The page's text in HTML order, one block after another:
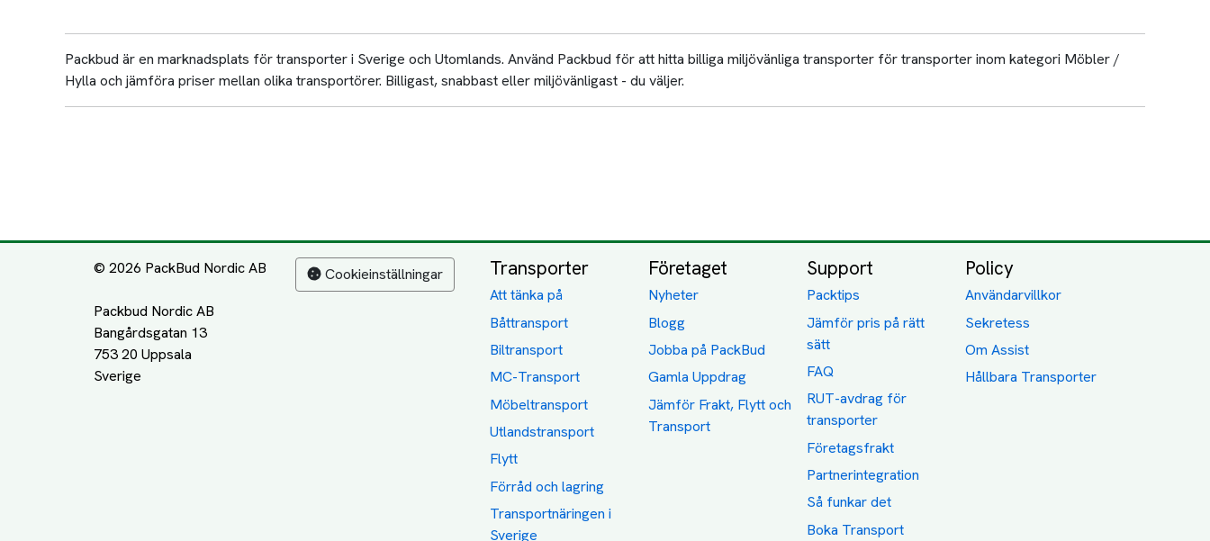
Packbud är en marknadsplats för transporter i Sverige och Utomlands. Använd Packbud för att hitta billiga miljövänliga transporter för transporter inom kategori Möbler /
Hylla och jämföra priser mellan olika transportörer. Billigast, snabbast eller miljövänligast - du väljer.
© 2026 PackBud Nordic AB
Packbud Nordic AB
Bangårdsgatan 13
753 20 Uppsala
Cookieinställningar Transporter
Att tänka på
Båttransport
Biltransport
MC-Transport
Möbeltransport
Utlandstransport
Flytt
Förråd och lagring
Transportnäringen i
Sverige
Företaget
Nyheter
Blogg
Jobba på PackBud
Gamla Uppdrag
Jämför Frakt, Flytt och
Transport
Support
Packtips
Jämför pris på rätt
sätt
FAQ
RUT-avdrag för
transporter
Företagsfrakt
Partnerintegration
Så funkar det
Boka Transport
Policy
Användarvillkor
Sekretess
Om Assist
Hållbara Transporter